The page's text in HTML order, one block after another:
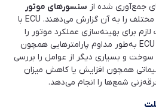
سنسورهای موتور
است که وضعیت‌ها و شرایط مختلف را به آن گزارش می‌دهند. ECU با
برای بهینه‌سازی عملکرد موتور را
اتخاذ می‌کند. به عبارت دیگر، ECU به‌طور مداوم پارامترهایی همچون
سوخت و بسیاری دیگر از عوامل را بررسی
همچون افزایش یا کاهش میزان
شمع‌ها را انجام می‌دهد.